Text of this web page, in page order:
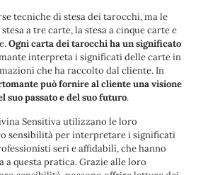
tecniche di stesa dei tarocchi, ma le
a tre carte, la stesa a cinque carte e
Ogni carta dei tarocchi ha un significato
interpreta i significati delle carte in
che ha raccolto dal cliente. In
può fornire al cliente una visione
suo passato e del suo futuro.
Sensitiva utilizzano le loro
sensibilità per interpretare i significati
seri e affidabili, che hanno
a questa pratica. Grazie alle loro